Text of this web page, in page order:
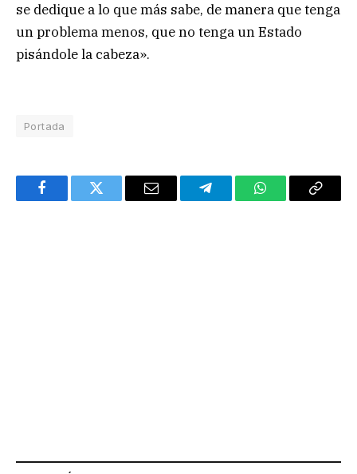
se dedique a lo que más sabe, de manera que tenga
un problema menos, que no tenga un Estado
pisándole la cabeza».
Portada
FacebookTwitter Email TelegramWhatsAppCopy